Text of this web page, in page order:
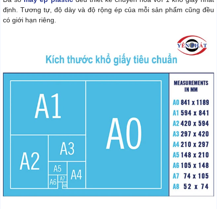
định. Tương tự, độ dày và độ rộng ép của mỗi sản phẩm cũng đều
có giới hạn riêng.